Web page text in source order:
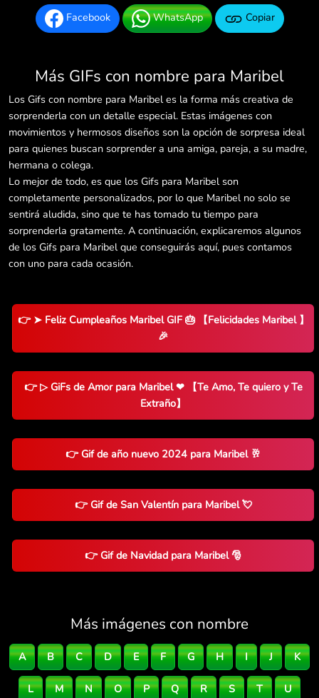
Facebook WhatsApp Copiar
Más GIFs con nombre para Maribel
Los Gifs con nombre para Maribel es la forma más creativa de
sorprenderla con un detalle especial. Estas imágenes con
movimientos y hermosos diseños son la opción de sorpresa ideal
para quienes buscan sorprender a una amiga, pareja, a su madre,
hermana o colega.
Lo mejor de todo, es que los Gifs para Maribel son
completamente personalizados, por lo que Maribel no solo se
sentirá aludida, sino que te has tomado tu tiempo para
sorprenderla gratamente. A continuación, explicaremos algunos
de los Gifs para Maribel que conseguirás aquí, pues contamos
con uno para cada ocasión.
👉 ➤ Feliz Cumpleaños Maribel GIF 🎂 【Felicidades Maribel 】
🎉
👉 ▷ GiFs de Amor para Maribel ❤ 【Te Amo, Te quiero y Te
Extraño】
👉 Gif de año nuevo 2024 para Maribel 🥂
👉 Gif de San Valentín para Maribel 💘
👉 Gif de Navidad para Maribel 🎅
Más imágenes con nombre
A B C D E F G H I J K
L M N O P Q R S T U